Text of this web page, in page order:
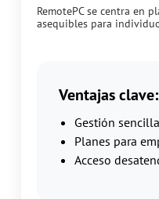
RemotePC se centra en
asequibles para
Ventajas clave:
Gestión
Planes para
Acceso